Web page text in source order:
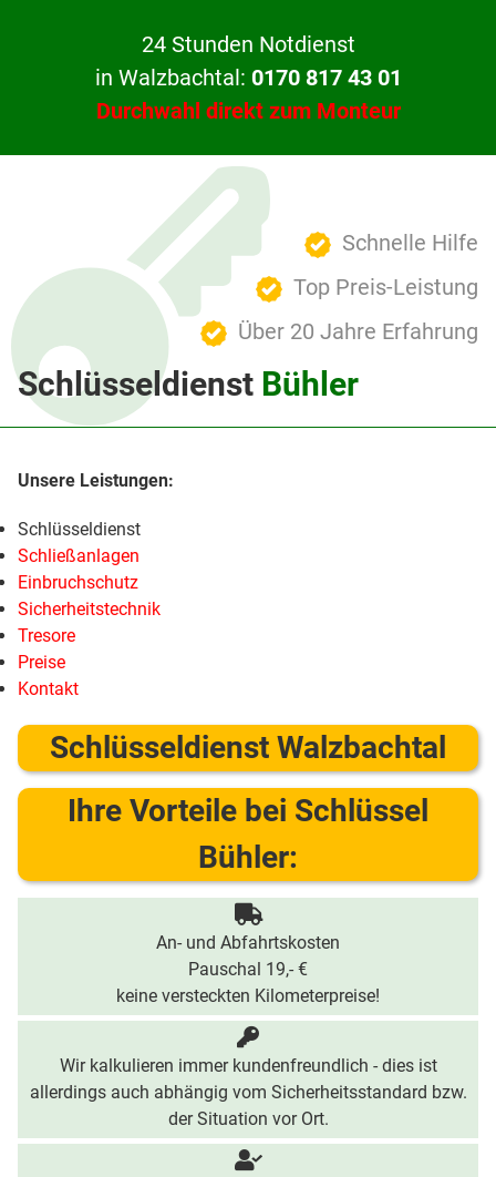
24 Stunden Notdienst
in Walzbachtal: 0170 817 43 01
Durchwahl direkt zum Monteur
Schnelle Hilfe
Top Preis-Leistung
Über 20 Jahre Erfahrung
Schlüsseldienst Bühler
Schlüsseldienst
Schließanlagen
Einbruchschutz
Sicherheitstechnik
Tresore
Preise
Kontakt
Schlüsseldienst Walzbachtal
Ihre Vorteile bei Schlüssel
Bühler:
An- und Abfahrtskosten
Pauschal 19,- €
keine versteckten Kilometerpreise!
Wir kalkulieren immer kundenfreundlich - dies ist
allerdings auch abhängig vom Sicherheitsstandard bzw.
der Situation vor Ort.